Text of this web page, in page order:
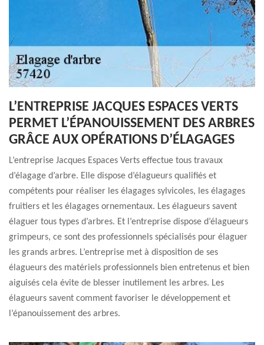
L’ENTREPRISE JACQUES ESPACES VERTS
PERMET L’ÉPANOUISSEMENT DES ARBRES
GRÂCE AUX OPÉRATIONS D’ÉLAGAGES
L’entreprise Jacques Espaces Verts effectue tous travaux
d’élagage d’arbre. Elle dispose d’élagueurs qualifiés et
compétents pour réaliser les élagages sylvicoles, les élagages
fruitiers et les élagages ornementaux. Les élagueurs savent
élaguer tous types d’arbres. Et l’entreprise dispose d’élagueurs
grimpeurs, ce sont des professionnels spécialisés pour élaguer
les grands arbres. L’entreprise met à disposition de ses
élagueurs des matériels professionnels bien entretenus et bien
aiguisés cela évite de blesser inutilement les arbres. Les
élagueurs savent comment favoriser le développement et
l’épanouissement des arbres.